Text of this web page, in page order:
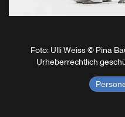
Foto: Ulli Weiss © Pina
Urheberrechtlich